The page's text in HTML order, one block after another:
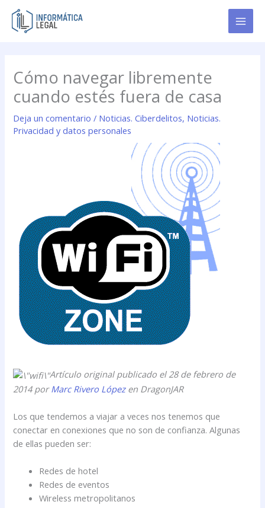
contenido
Cómo navegar libremente
cuando estés fuera de casa
Deja un comentario / Noticias. Ciberdelitos, Noticias.
Privacidad y datos personales
Artículo original publicado el 28 de febrero de
2014 porMarc Rivero Lópezen DragonJAR
Los que tendemos a viajar a veces nos tenemos que
conectar en conexiones que no son de confianza. Algunas
de ellas pueden ser:
Redes de hotel
Redes de eventos
Wireless metropolitanos